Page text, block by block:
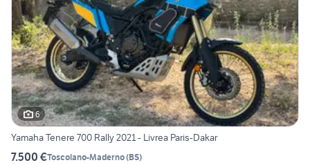
6
Yamaha Tenere 700 Rally 2021 - Livrea Paris-Dakar
7.500 €Toscolano-Maderno(BS)